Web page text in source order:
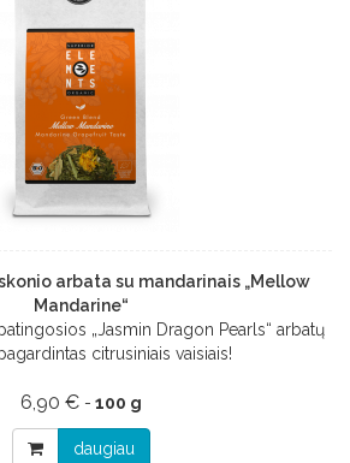
arbata su mandarinais „Mellow
Mandarine“
„Jasmin Dragon Pearls“ arbatų
citrusiniais vaisiais!
6,90 € - 100 g
daugiau